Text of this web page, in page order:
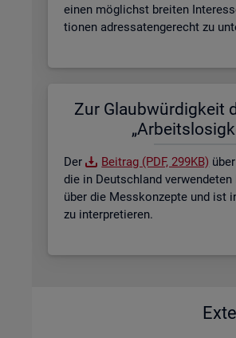
einen mög­lichst brei­ten
tio­nen adres­sa­ten­ge­recht zu
Zur Glaub­wür­dig­keit
Der Bei­trag (PDF, 299KB)
die in Deutsch­land
über die Mess­kon­zep­te und ist
zu in­ter­pre­tie­ren.